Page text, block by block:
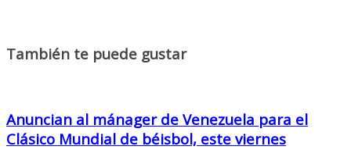
También te puede gustar
Anuncian al mánager de Venezuela para el
Clásico Mundial de béisbol, este viernes